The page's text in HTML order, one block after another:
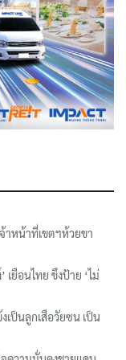
หน้าที่เขตฯห้วยขา
ยือนไทย ขึงป้าย ‘ไม่
ป็นลูกเสือวัยซน เป็น